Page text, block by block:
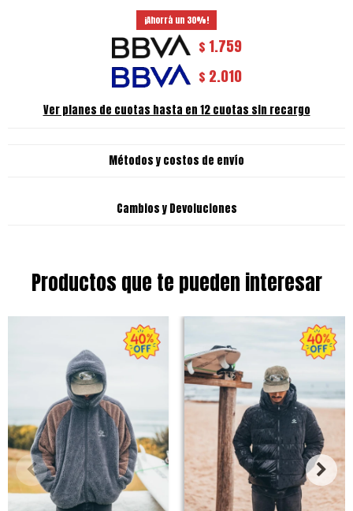
30
$ 1.759
$ 2.010
Ver planes de cuotas hasta en 12 cuotas sin recargo
Métodos y costos de envío
Cambios y Devoluciones
Productos que te pueden interesar